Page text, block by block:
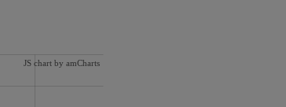
JS chart by amCharts